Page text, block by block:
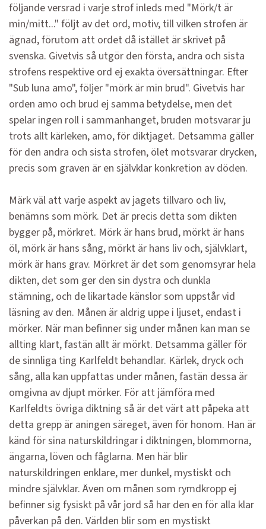
följande versrad i varje strof inleds med "Mörk/t är
min/mitt..." följt av det ord, motiv, till vilken strofen är
ägnad, förutom att ordet då istället är skrivet på
svenska. Givetvis så utgör den första, andra och sista
strofens respektive ord ej exakta översättningar. Efter
"Sub luna amo", följer "mörk är min brud". Givetvis har
orden amo och brud ej samma betydelse, men det
spelar ingen roll i sammanhanget, bruden motsvarar ju
trots allt kärleken, amo, för diktjaget. Detsamma gäller
för den andra och sista strofen, ölet motsvarar drycken,
precis som graven är en självklar konkretion av döden.
Märk väl att varje aspekt av jagets tillvaro och liv,
benämns som mörk. Det är precis detta som dikten
bygger på, mörkret. Mörk är hans brud, mörkt är hans
öl, mörk är hans sång, mörkt är hans liv och, självklart,
mörk är hans grav. Mörkret är det som genomsyrar hela
dikten, det som ger den sin dystra och dunkla
stämning, och de likartade känslor som uppstår vid
läsning av den. Månen är aldrig uppe i ljuset, endast i
mörker. När man befinner sig under månen kan man se
allting klart, fastän allt är mörkt. Detsamma gäller för
de sinnliga ting Karlfeldt behandlar. Kärlek, dryck och
sång, alla kan uppfattas under månen, fastän dessa är
omgivna av djupt mörker. För att jämföra med
Karlfeldts övriga diktning så är det värt att påpeka att
detta grepp är aningen säreget, även för honom. Han är
känd för sina naturskildringar i diktningen, blommorna,
ängarna, löven och fåglarna. Men här blir
naturskildringen enklare, mer dunkel, mystiskt och
mindre självklar. Även om månen som rymdkropp ej
befinner sig fysiskt på vår jord så har den en för alla klar
påverkan på den. Världen blir som en mystiskt